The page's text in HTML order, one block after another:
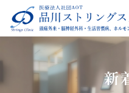
新